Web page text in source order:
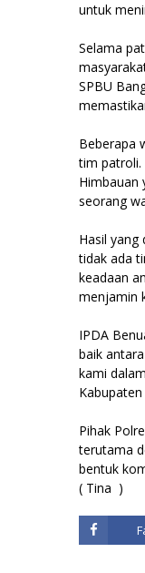
untuk
Selama
SPBU
Beberapa
tim patroli.
Himbauan
seorang
Hasil
tidak ada
keadaan
menjamin
IPDA
baik
kami
Pihak
terutama
bentuk
( Tina )